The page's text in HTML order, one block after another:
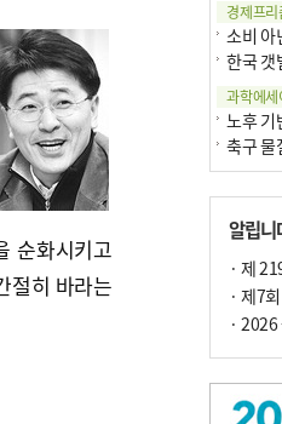
순화시키고
절히 바라는
경제프
소비 아
한국 갯
과학에세
노후 기
축구 물
부정선
선관위
기고[전
환자의
대학
알립니
· 제
· 제7
·